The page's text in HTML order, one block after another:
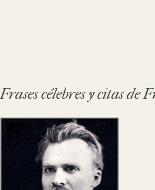
Frases célebres y citas de